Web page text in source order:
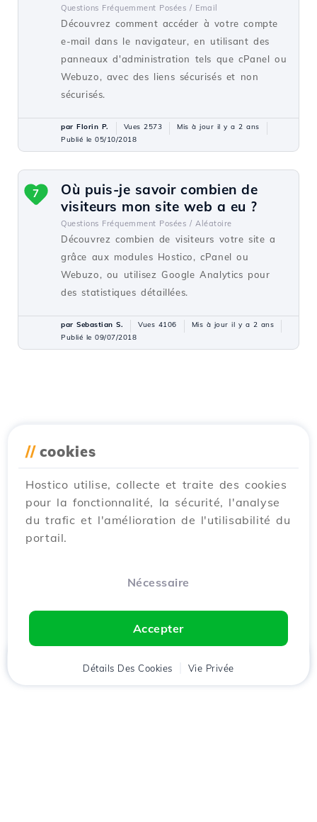
Questions Fréquemment Posées / Email
Découvrez comment accéder à votre compte
e-mail dans le navigateur, en utilisant des
panneaux d'administration tels que cPanel ou
Webuzo, avec des liens sécurisés et non
sécurisés.
par Florin P. Vues 2573
Mis à jour il y a 2 ans
Publié le 05/10/2018
Où puis-je savoir combien de
visiteurs mon site web a eu ?
Questions Fréquemment Posées / Aléatoire
Découvrez combien de visiteurs votre site a
grâce aux modules Hostico, cPanel ou
Webuzo, ou utilisez Google Analytics pour
des statistiques détaillées.
7
par Sebastian S. Vues 4106
Mis à jour il y a 2 ans
Publié le 09/07/2018
// cookies
Hostico utilise, collecte et traite des cookies
pour la fonctionnalité, la sécurité, l'analyse
du trafic et l'amélioration de l'utilisabilité du
portail.
Nécessaire
Accepter
Détails Des Cookies Vie Privée
Client Panier Chat